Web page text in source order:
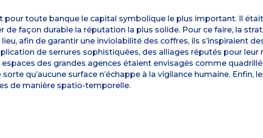
pour toute banque le capital symbolique le plus important. Il
de façon durable la réputation la plus solide. Pour ce faire, la
afin de garantir une inviolabilité des coffres, ils s’inspiraient
de serrures sophistiquées, des alliages réputés pour leur
espaces des grandes agences étaient envisagés comme
sorte qu’aucune surface n’échappe à la vigilance humaine. Enfin,
de manière spatio-temporelle.